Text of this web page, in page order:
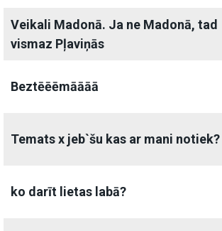
Veikali Madonā. Ja ne Madonā, tad
vismaz Pļaviņās
Beztēēēmāāāā
Temats x jeb`šu kas ar mani notiek?
ko darīt lietas labā?